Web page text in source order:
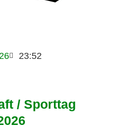
23:52
/ Sporttag